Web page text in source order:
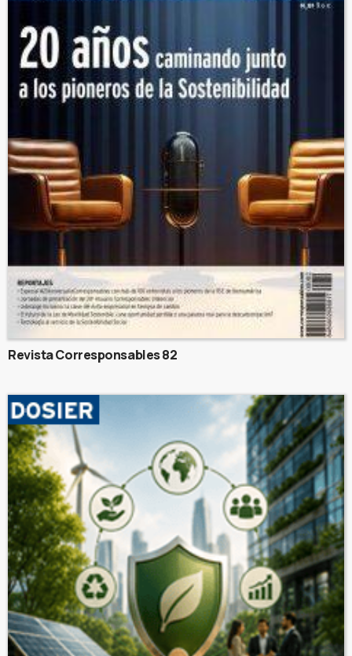
Revista Corresponsables 82